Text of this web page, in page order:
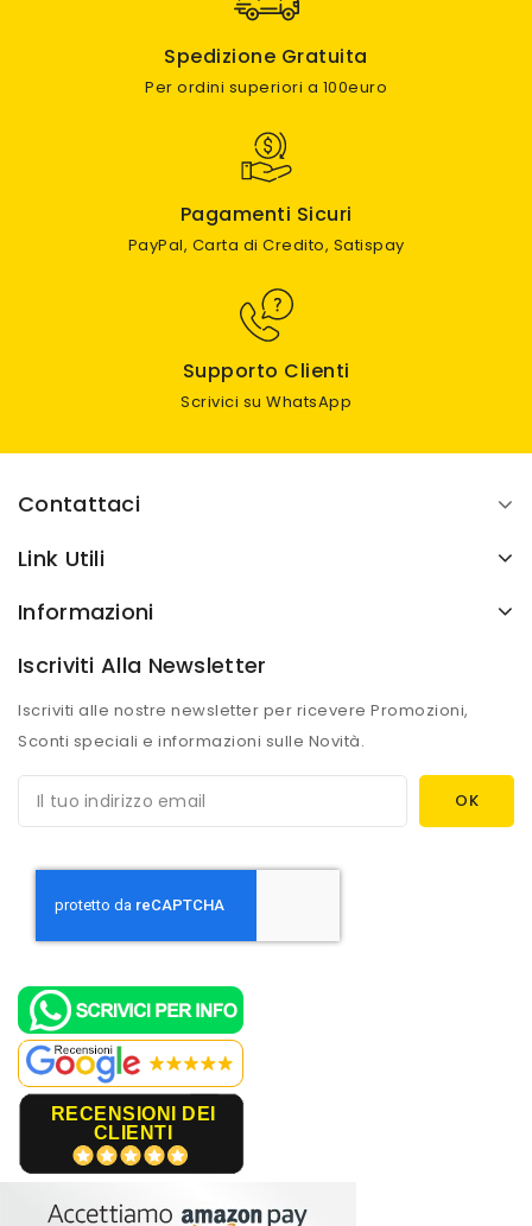
Spedizione Gratuita
Per ordini superiori a 100euro
Pagamenti Sicuri
PayPal, Carta di Credito, Satispay
Supporto Clienti
Scrivici su WhatsApp
Contattaci
Link Utili
Informazioni
Iscriviti Alla Newsletter
Iscriviti alle nostre newsletter per ricevere Promozioni,
Sconti speciali e informazioni sulle Novità.
RECENSIONI DEI
CLIENTI